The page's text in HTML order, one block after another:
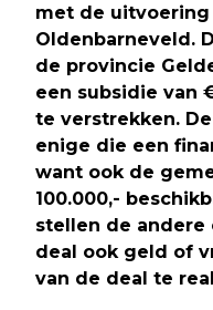
met de uitvoering
Oldenbarneveld.
de provincie
een subsidie van
te verstrekken.
enige die een
want ook de
100.000,-
stellen de andere
deal ook geld of
van de deal te